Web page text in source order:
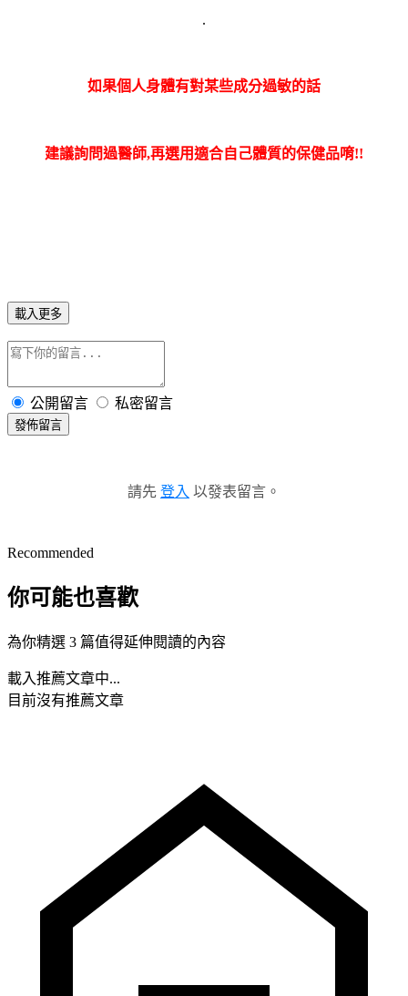
.
如果個人身體有對某些成分過敏的話
建議詢問過醫師,再選用適合自己體質的保健品唷!!
載入更多
公開留言 私密留言
發佈留言
請先 登入 以發表留言。
Recommended
你可能也喜歡
為你精選 3 篇值得延伸閱讀的內容
載入推薦文章中...
目前沒有推薦文章